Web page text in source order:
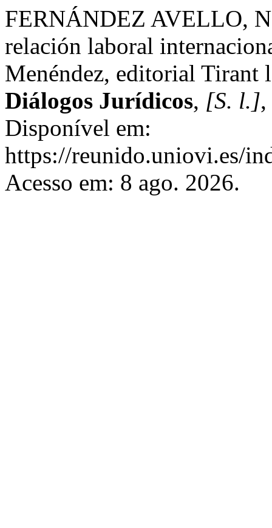
FERNÁNDEZ AVELLO,
relación laboral
Menéndez, editorial Tirant
Diálogos Jurídicos, [S. l.]
Disponível em:
https://reunido.uniovi.es/
Acesso em: 8 ago. 2026.